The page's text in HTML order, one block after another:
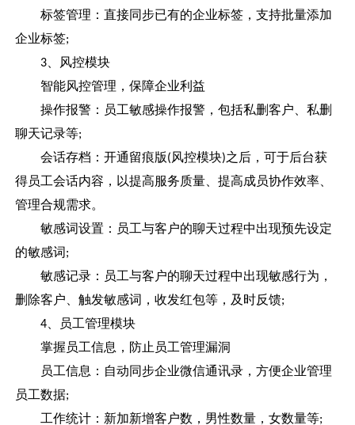
标签管理：直接同步已有的企业标签，支持批量添加
企业标签;
3、风控模块
智能风控管理，保障企业利益
操作报警：员工敏感操作报警，包括私删客户、私删
聊天记录等;
会话存档：开通留痕版(风控模块)之后，可于后台获
得员工会话内容，以提高服务质量、提高成员协作效率、
管理合规需求。
敏感词设置：员工与客户的聊天过程中出现预先设定
的敏感词;
敏感记录：员工与客户的聊天过程中出现敏感行为，
删除客户、触发敏感词，收发红包等，及时反馈;
4、员工管理模块
掌握员工信息，防止员工管理漏洞
员工信息：自动同步企业微信通讯录，方便企业管理
员工数据;
工作统计：新加新增客户数，男性数量，女数量等;